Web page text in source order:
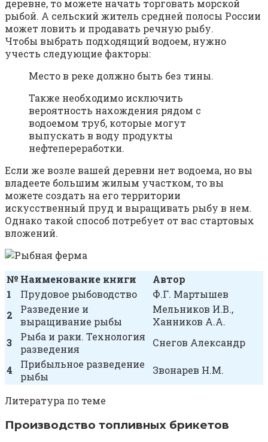
деревне, то можете начать торговать морской
рыбой. А сельский житель средней полосы России
может ловить и продавать речную рыбу.
Чтобы выбрать подходящий водоем, нужно
учесть следующие факторы:
Место в реке должно быть без тины.
Также необходимо исключить
вероятность нахождения рядом с
водоемом труб, которые могут
выпускать в воду продукты
нефтепереработки.
Если же возле вашей деревни нет водоема, но вы
владеете большим жилым участком, то вы
можете создать на его территории
искусственный пруд и выращивать рыбу в нем.
Однако такой способ потребует от вас стартовых
вложений.
№ Наименование книги
Автор
1
Прудовое рыбоводство
Ф.Г. Мартышев
2
Разведение и
выращивание рыбы
Мельников И.В.,
Ханников А.А.
3
Рыба и раки. Технология
разведения
Снегов Александр
4
Прибыльное разведение
рыбы
Звонарев Н.М.
Литература по теме
Производство топливных брикетов